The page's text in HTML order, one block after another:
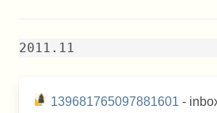
2011.11
139681765097881601 -